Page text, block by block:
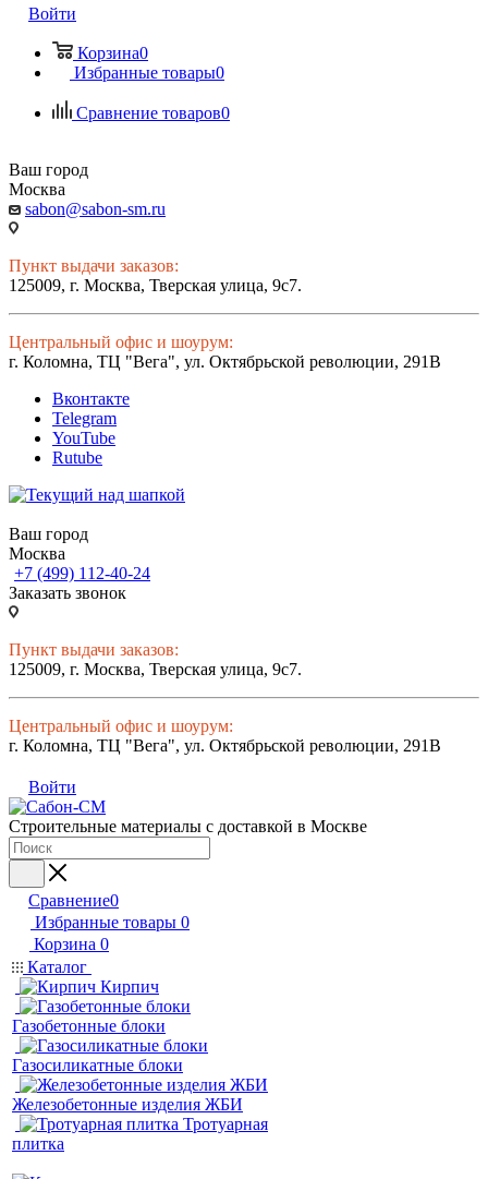
Войти
Корзина0
Избранные товары0
Сравнение товаров0
Ваш город
Москва
sabon@sabon-sm.ru
Пункт выдачи заказов:
125009, г. Москва, Тверская улица, 9с7.
Центральный офис и шоурум:
г. Коломна, ТЦ "Вега", ул. Октябрьской революции, 291В
Вконтакте
Telegram
YouTube
Rutube
Ваш город
Москва
+7 (499) 112-40-24
Заказать звонок
Пункт выдачи заказов:
125009, г. Москва, Тверская улица, 9с7.
Центральный офис и шоурум:
г. Коломна, ТЦ "Вега", ул. Октябрьской революции, 291В
Войти
Строительные материалы с доставкой в Москве
Сравнение0
Избранные товары 0
Корзина 0
Каталог
Кирпич
Газобетонные блоки
Газосиликатные блоки
Железобетонные изделия ЖБИ
Тротуарная
плитка